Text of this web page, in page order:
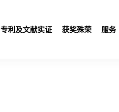
专利及文献实证 获奖殊荣 服务